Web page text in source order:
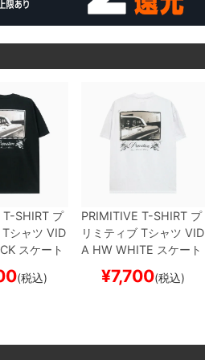
T-SHIRT プ
Tシャツ VID
スケート
ー
(税込)
PRIMITIVE T-SHIRTプ
リミティブTシャツ VID
A HWWHITE スケート
ボード スケボー
¥7,700(税込)